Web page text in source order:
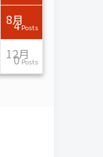
8月
4 Posts
12月
0 Posts